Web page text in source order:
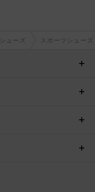
シューズ スポーツシュー